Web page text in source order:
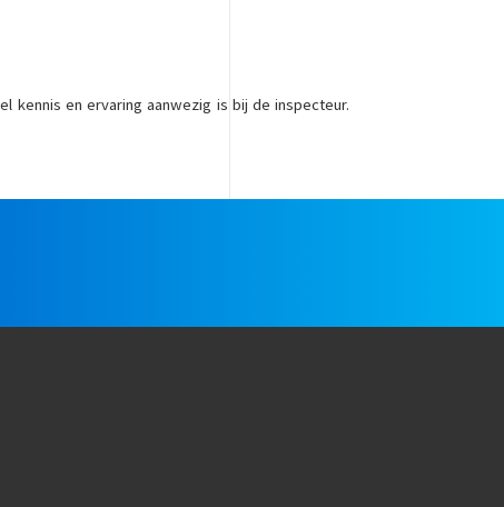
kennis en ervaring aanwezig is bij de inspecteur.